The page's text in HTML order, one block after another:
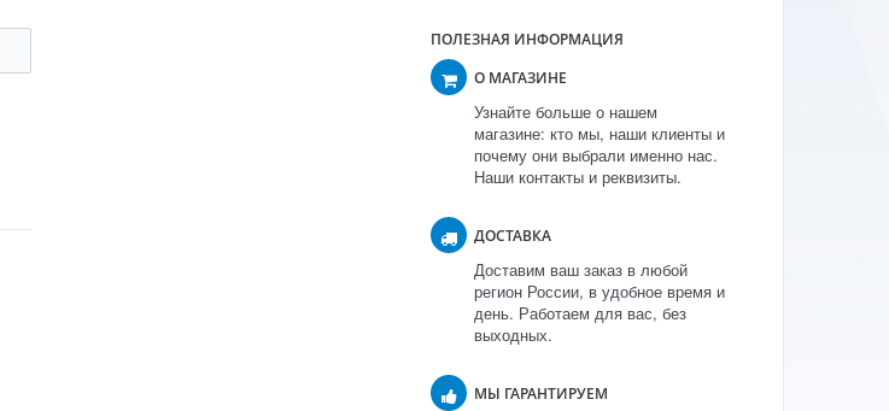
ПОЛЕЗНАЯ ИНФОРМАЦИЯ
О МАГАЗИНЕ
Узнайте больше о нашем
магазине: кто мы, наши клиенты и
почему они выбрали именно нас.
Наши контакты и реквизиты.
ДОСТАВКА
Доставим ваш заказ в любой
регион России, в удобное время и
день. Работаем для вас, без
выходных.
МЫ ГАРАНТИРУЕМ